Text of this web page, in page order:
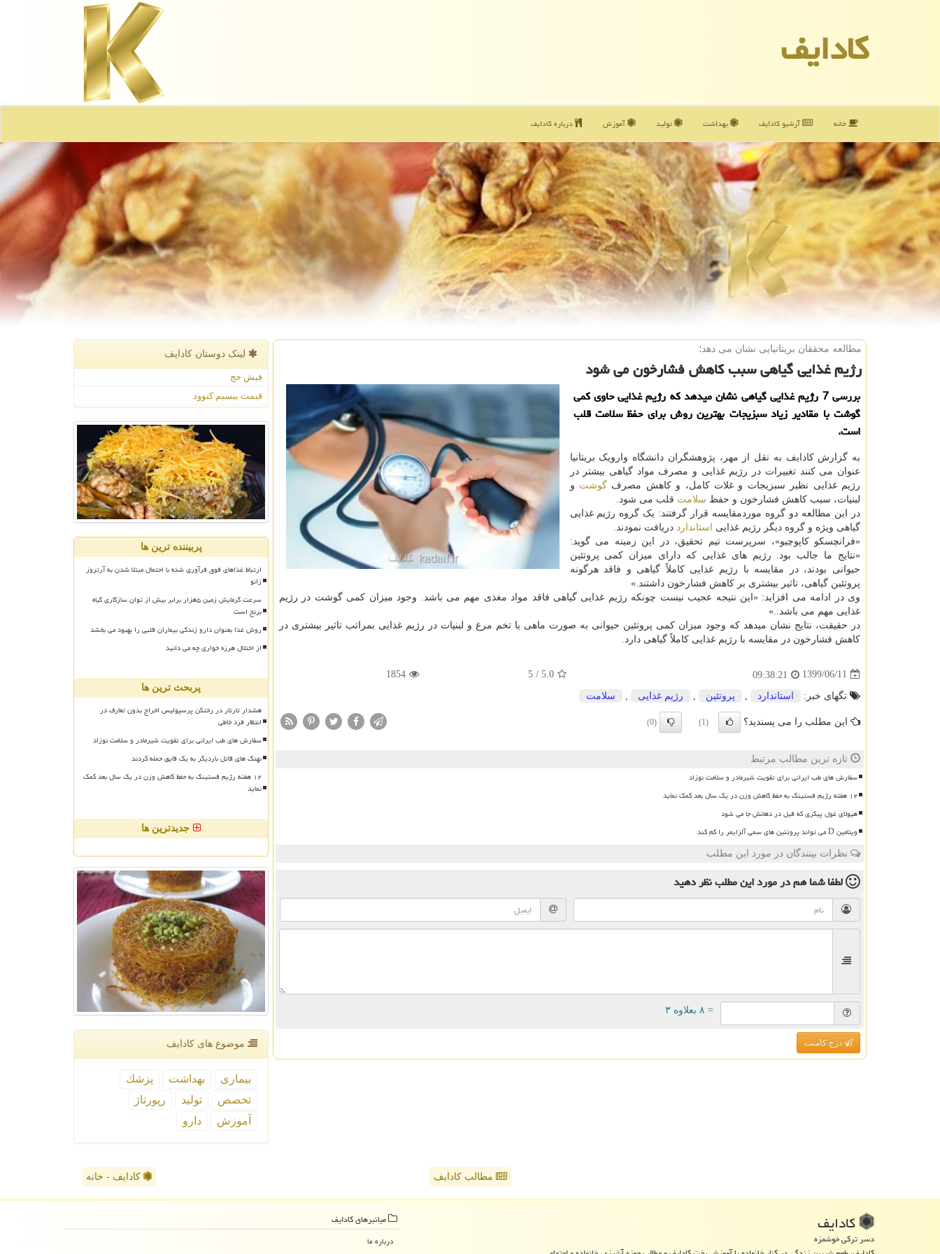
كادایف
خانه آرشیو كادایف بهداشت تولید آموزش درباره كادایف
مطالعه محققان بریتانیایی نشان می دهد؛
رژیم غذایی گیاهی سبب كاهش فشارخون می شود
بررسی 7 رژیم غذایی گیاهی نشان میدهد كه رژیم غذایی حاوی كمی
گوشت با مقادیر زیاد سبزیجات بهترین روش برای حفظ سلامت قلب
است.
به گزارش کادایف به نقل از مهر، پژوهشگران دانشگاه وارویک بریتانیا
عنوان می کنند تغییرات در رژیم غذایی و مصرف مواد گیاهی بیشتر در
رژیم غذایی نظیر سبزیجات و غلات کامل، و کاهش مصرفگوشت و
لبنیات، سبب کاهش فشارخون و حفظ سلامت قلب می شود.
در این مطالعه دو گروه موردمقایسه قرار گرفتند: یک گروه رژیم غذایی
گیاهی ویژه و گروه دیگر رژیم غذایی
استاندارد دریافت نمودند.
«فرانچسکو کاپوچیو»، سرپرست تیم تحقیق، در این زمینه می گوید:
«نتایج ما جالب بود. رژیم های غذایی که دارای میزان کمی پروتئین
حیوانی بودند، در مقایسه با رژیم غذایی کاملاً گیاهی و فاقد هرگونه
پروتئین گیاهی، تاثیر بیشتری بر کاهش فشارخون داشتند.»
وی در ادامه می افزاید: «این نتیجه عجیب نیست چونکه رژیم غذایی گیاهی فاقد مواد مغذی مهم می باشد. وجود میزان کمی گوشت در رژیم
غذایی مهم می باشد..»
در حقیقت، نتایج نشان میدهد که وجود میزان کمی پروتئین حیوانی به صورت ماهی یا تخم مرغ و لبنیات در رژیم غذایی بمراتب تاثیر بیشتری در
کاهش فشارخون در مقایسه با رژیم غذایی کاملاً گیاهی دارد.
1399/06/11
09:38:21
5.0
/
5
1854
تگهای خبر: استاندارد , پروتئین , رژیم غذایی , سلامت
این مطلب را می پسندید؟ (1)
(0)
تازه ترین مطالب مرتبط
سفارش های طب ایرانی برای تقویت شیرمادر و سلامت نوزاد
۱۲ هفته رژیم فستینگ به حفظ کاهش وزن در یک سال بعد کمک نماید
هیولای غول پیکری که فیل در دهانش جا می شود
ویتامین D می تواند پروتئین های سمی آلزایمر را کم کند
نظرات بینندگان در مورد این مطلب
لطفا شما همدر مورد این مطلبنظر دهید
= ۸ بعلاوه ۳
درج کامنت
لینک دوستان كادایف
فیش حج
قیمت بیسیم کنوود
پربیننده ترین ها
ارتباط غذاهای فوق فرآوری شده با احتمال مبتلا شدن به آرتروز
زانو
سرعت گرمایش زمین ۵هزار برابر بیش از توان سازگاری گیاه
برنج است
روش غذا بعنوان دارو زندگی بیماران قلبی را بهبود می بخشد
از اختلال هرزه خواری چه می دانید
پربحث ترین ها
هشدار تارتار در رختکن پرسپولیس اخراج بدون تعارف در
انتظار فرد خاطی
سفارش های طب ایرانی برای تقویت شیرمادر و سلامت نوزاد
نهنگ های قاتل باردیگر به یک قایق حمله کردند
۱۲ هفته رژیم فستینگ به حفظ کاهش وزن در یک سال بعد کمک
نماید
جدیدترین ها
موضوع های كادایف
بیماری بهداشت
پزشك
تخصص
تولید
رپورتاژ
آموزش
دارو
مطالب کادایف کادایف - خانه
كادایف
دسر ترکی خوشمزه
میانبرهای كادایف
درباره ما